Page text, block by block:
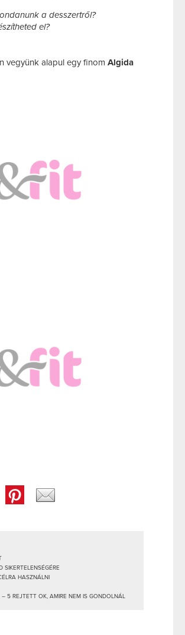
a desszertről?
el?
vegyünk alapul egy finom Algida
HASZNÁLNI
5 REJTETT OK, AMIRE NEM IS GONDOLNÁL